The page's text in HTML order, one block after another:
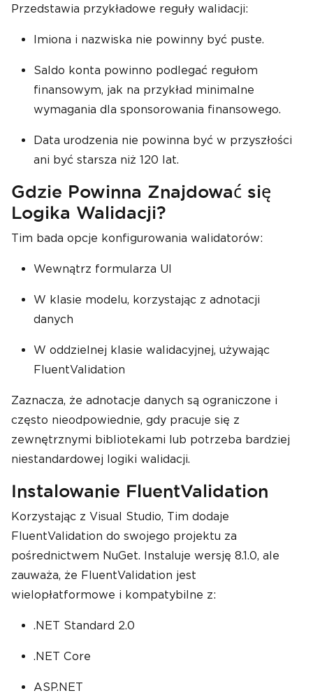
Przedstawia przykładowe reguły walidacji:
Imiona i nazwiska nie powinny być puste.
Saldo konta powinno podlegać regułom
finansowym, jak na przykład minimalne
wymagania dla sponsorowania finansowego.
Data urodzenia nie powinna być w przyszłości
ani być starsza niż 120 lat.
Gdzie Powinna Znajdować się
Logika Walidacji?
Tim bada opcje konfigurowania walidatorów:
Wewnątrz formularza UI
W klasie modelu, korzystając z adnotacji
danych
W oddzielnej klasie walidacyjnej, używając
FluentValidation
Zaznacza, że adnotacje danych są ograniczone i
często nieodpowiednie, gdy pracuje się z
zewnętrznymi bibliotekami lub potrzeba bardziej
niestandardowej logiki walidacji.
Instalowanie FluentValidation
Korzystając z Visual Studio, Tim dodaje
FluentValidation do swojego projektu za
pośrednictwem NuGet. Instaluje wersję 8.1.0, ale
zauważa, że FluentValidation jest
wielopłatformowe i kompatybilne z:
.NET Standard 2.0
.NET Core
ASP.NET